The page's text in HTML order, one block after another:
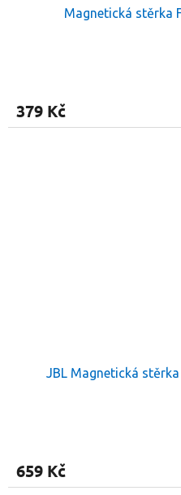
Magnetická stěrka
379 Kč
JBL Magnetická
659 Kč